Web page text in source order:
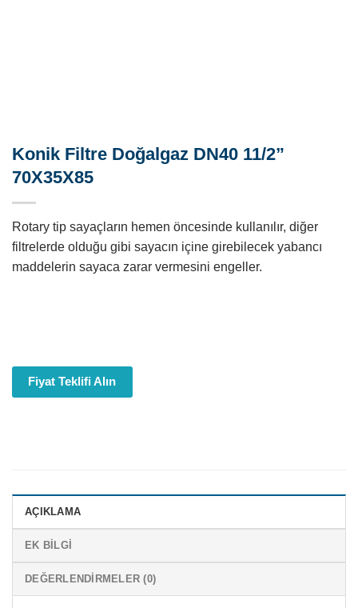
Konik Filtre Doğalgaz DN40 11/2”
70X35X85
Rotary tip sayaçların hemen öncesinde kullanılır, diğer
filtrelerde olduğu gibi sayacın içine girebilecek yabancı
maddelerin sayaca zarar vermesini engeller.
Fiyat Teklifi Alın
AÇIKLAMA
EK BILGI
DEĞERLENDIRMELER (0)